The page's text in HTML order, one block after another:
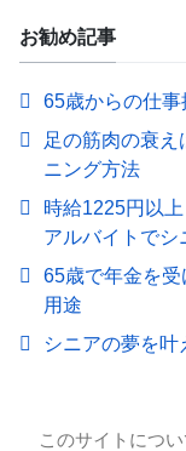
お勧め記事
65歳からの仕事
足の筋肉の衰
ニング方法
時給1225円以
アルバイトでシ
65歳で年金を
用途
シニアの夢を叶
このサイトについ